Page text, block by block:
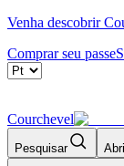
Venha descobrir
Comprar seu passe
Courchevel
Pesquisar